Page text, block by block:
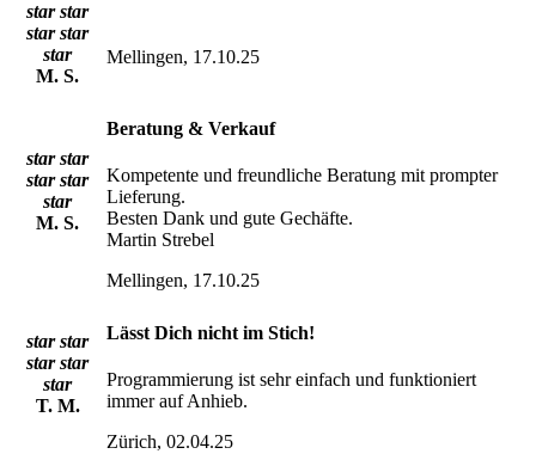
star star
star star
star
M. S.
Mellingen, 17.10.25
star star
star star
star
M. S.
Beratung & Verkauf
Kompetente und freundliche Beratung mit prompter
Lieferung.
Besten Dank und gute Gechäfte.
Martin Strebel
Mellingen, 17.10.25
star star
star star
star
T. M.
Lässt Dich nicht im Stich!
Programmierung ist sehr einfach und funktioniert
immer auf Anhieb.
Zürich, 02.04.25